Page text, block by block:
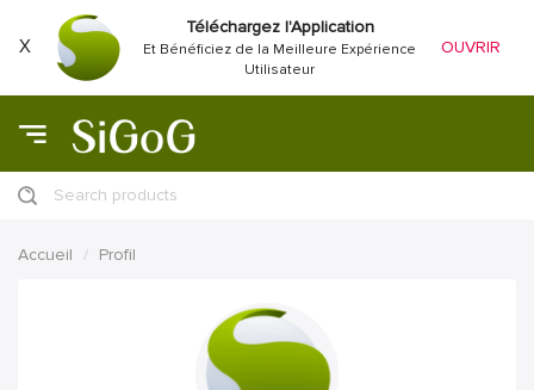
X
Téléchargez l'Application
Et Bénéficiez de la Meilleure Expérience
Utilisateur
OUVRIR
Search products
Accueil Profil